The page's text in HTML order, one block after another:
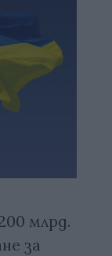
млрд.
за